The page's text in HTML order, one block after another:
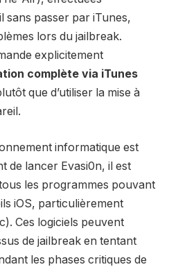
sans passer par iTunes,
lors du jailbreak.
explicitement
complète via iTunes
que d’utiliser la mise à
informatique est
de lancer Evasi0n, il est
les programmes pouvant
iOS, particulièrement
Ces logiciels peuvent
de jailbreak en tentant
les phases critiques de